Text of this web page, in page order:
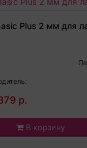
Plus 2 мм для
р.
В корзину